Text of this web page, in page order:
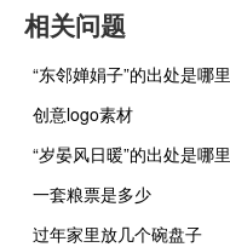
相关问题
“东邻婵娟子”的出处是哪里
创意logo素材
“岁晏风日暖”的出处是哪里
一套粮票是多少
过年家里放几个碗盘子